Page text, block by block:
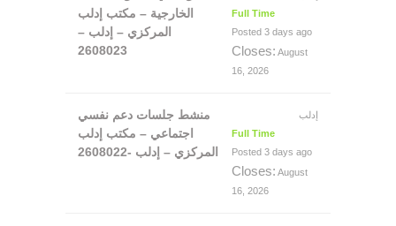
الخارجية – مكتب إدلب
المركزي – إدلب –
2608023
Full Time
Posted 3 days ago
Closes: August
16, 2026
منشط جلسات دعم نفسي
اجتماعي – مكتب إدلب
المركزي – إدلب -2608022
إدلب
Full Time
Posted 3 days ago
Closes: August
16, 2026